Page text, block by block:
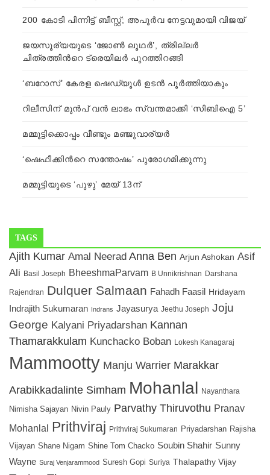
200 കോടി പിന്നിട്ട് ബീസ്റ്റ്; അപൂര്‍വ നേട്ടവുമായി വിജയ്
ജയസൂര്യയുടെ ‘ജോണ്‍ ലൂഥര്‍’, ത്രില്ലര്‍
ചിത്രത്തിന്‍റെ ട്രെയിലര്‍ പുറത്തിറങ്ങി
‘ബറോസ്’ കേരള ഷെഡ്യൂള്‍ ഉടന്‍ പൂര്‍ത്തിയാകും
റിലീസിന് മുന്‍പ് വന്‍ ലാഭം സ്വന്തമാക്കി ‘സിബിഐ 5’
മമ്മൂട്ടിക്കൊപ്പം വീണ്ടും മഞ്ജുവാര്യര്‍
‘ഷെഫീക്കിന്‍റെ സന്തോഷം’ പുരോഗമിക്കുന്നു
മമ്മൂട്ടിയുടെ ‘പുഴു’ മേയ് 13ന്
TAGS
Ajith Kumar Amal Neerad Anna Ben Arjun Ashokan Asif
Ali Basil Joseph BheeshmaParvam B Unnikrishnan Darshana
Rajendran Dulquer Salmaan Fahadh Faasil Hridayam
Indrajith Sukumaran Indrans Jayasurya Jeethu Joseph Joju
George Kalyani Priyadarshan Kannan
Thamarakkulam Kunchacko Boban Lokesh Kanagaraj
Mammootty Manju Warrier Marakkar
Arabikkadalinte Simham Mohanlal Nayanthara
Nimisha Sajayan Nivin Pauly Parvathy Thiruvothu Pranav
Mohanlal
Prithviraj Prithviraj Sukumaran Priyadarshan Rajisha
Vijayan Shane Nigam Shine Tom Chacko Soubin Shahir Sunny
Wayne Suraj Venjarammood Suresh Gopi Suriya Thalapathy Vijay